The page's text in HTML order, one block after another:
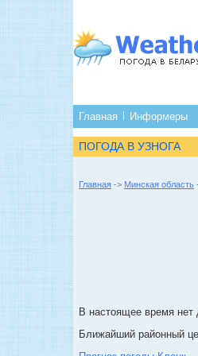
Главная Информеры
ПОГОДА В УЗНОГА
Главная -> Минская область
В настоящее время нет
Ближайший районный